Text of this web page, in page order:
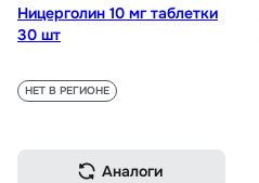
Ницерголин 10 мг таблетки
30 шт
НЕТ В РЕГИОНЕ
Аналоги